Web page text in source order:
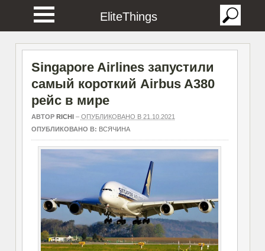
EliteThings
Singapore Airlines запустили
самый короткий Airbus A380
рейс в мире
АВТОР RICHI– ОПУБЛИКОВАНО В 21.10.2021
ОПУБЛИКОВАНО В: ВСЯЧИНА